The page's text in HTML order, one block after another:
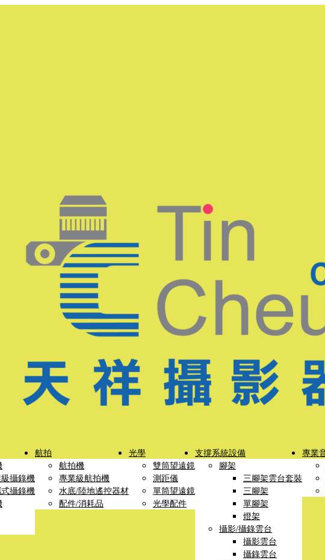
攝錄機
攝錄機
航拍
航拍機
專業級航拍機
水底/陸地遙控器材
配件/消耗品
光學
雙筒望遠鏡
測距儀
單筒望遠鏡
光學配件
支撐系統設備
腳架
三腳架雲台套裝
三腳架
單腳架
燈架
攝影/攝錄雲台
攝影雲台
攝錄雲台
專業